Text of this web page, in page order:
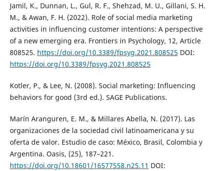
Jamil, K., Dunnan, L., Gul, R. F., Shehzad, M. U., Gillani, S. H.
M., & Awan, F. H. (2022). Role of social media marketing
activities in influencing customer intentions: A perspective
of a new emerging era. Frontiers in Psychology, 12, Article
808525. https://doi.org/10.3389/fpsyg.2021.808525 DOI:
https://doi.org/10.3389/fpsyg.2021.808525
Kotler, P., & Lee, N. (2008). Social marketing: Influencing
behaviors for good (3rd ed.). SAGE Publications.
Marín Aranguren, E. M., & Millares Abella, N. (2017). Las
organizaciones de la sociedad civil latinoamericana y su
oferta de valor. Estudio de caso: México, Brasil, Colombia y
Argentina. Oasis, (25), 187–221.
https://doi.org/10.18601/16577558.n25.11 DOI: